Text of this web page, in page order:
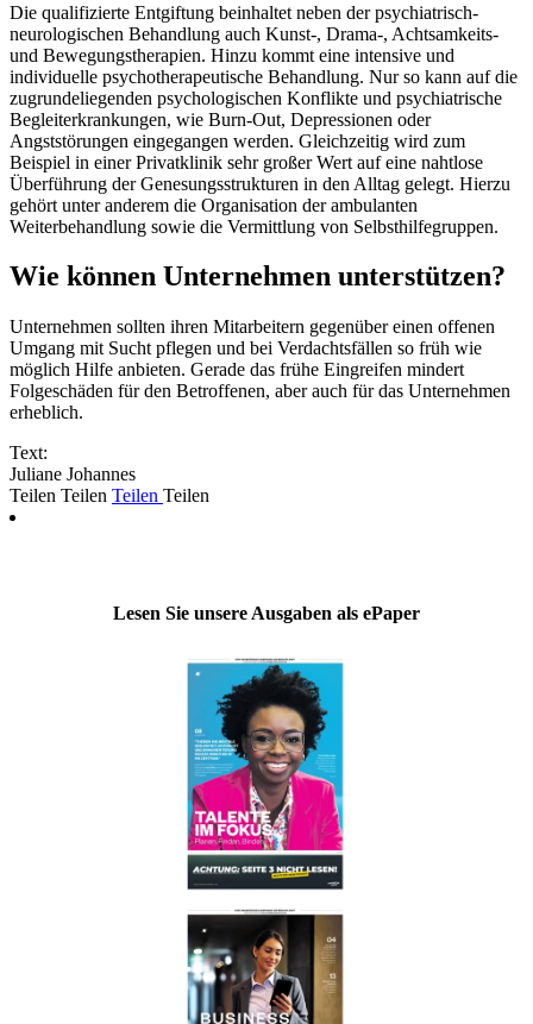
Die qualifizierte Entgiftung beinhaltet neben der psychiatrisch-
neurologischen Behandlung auch Kunst-, Drama-, Achtsamkeits-
und Bewegungstherapien. Hinzu kommt eine intensive und
individuelle psychotherapeutische Behandlung. Nur so kann auf die
zugrundeliegenden psychologischen Konflikte und psychiatrische
Begleiterkrankungen, wie Burn-Out, Depressionen oder
Angststörungen eingegangen werden. Gleichzeitig wird zum
Beispiel in einer Privatklinik sehr großer Wert auf eine nahtlose
Überführung der Genesungsstrukturen in den Alltag gelegt. Hierzu
gehört unter anderem die Organisation der ambulanten
Weiterbehandlung sowie die Vermittlung von Selbsthilfegruppen.
Wie können Unternehmen unterstützen?
Unternehmen sollten ihren Mitarbeitern gegenüber einen offenen
Umgang mit Sucht pflegen und bei Verdachtsfällen so früh wie
möglich Hilfe anbieten. Gerade das frühe Eingreifen mindert
Folgeschäden für den Betroffenen, aber auch für das Unternehmen
erheblich.
Text:
Juliane Johannes
Teilen Teilen Teilen Teilen
Lesen Sie unsere Ausgaben als ePaper